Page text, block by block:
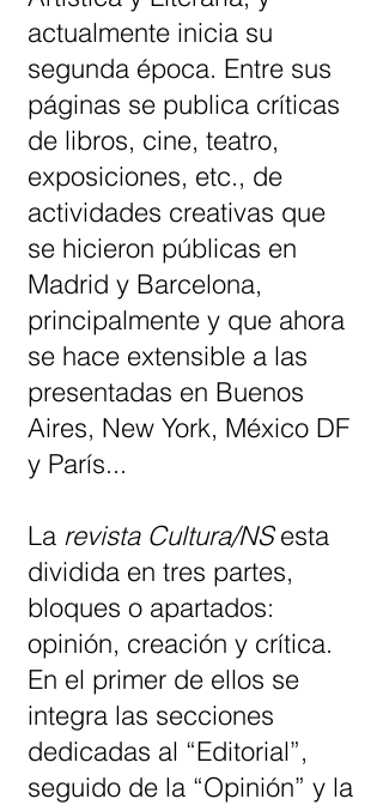
actualmente inicia su
segunda época. Entre sus
páginas se publica críticas
de libros, cine, teatro,
exposiciones, etc., de
actividades creativas que
se hicieron públicas en
Madrid y Barcelona,
principalmente y que ahora
se hace extensible a las
presentadas en Buenos
Aires, New York, México DF
y París...
La revista Cultura/NSesta
dividida en tres partes,
bloques o apartados:
opinión, creación y crítica.
En el primer de ellos se
integra las secciones
dedicadas al “Editorial”,
seguido de la “Opinión” y la